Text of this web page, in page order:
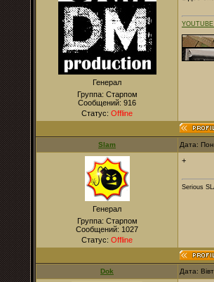
Генерал
Группа: Старпом
Сообщений: 916
Статус: Offline
Slam Дата:
Генерал
Группа: Старпом
Сообщений: 1027
Статус: Offline
+
Serious
Dok Дата: